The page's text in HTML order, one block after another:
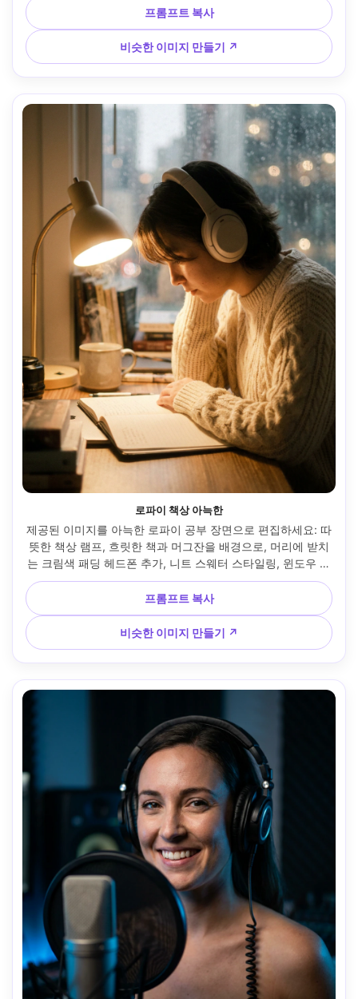
70mm로 촬영, 중앙 구도, 전문적인 기업 초상화 스타일, 자연
스러운 모공, 고해상도, 실제적인 색상 --ar 4:5
프롬프트 복사
비슷한 이미지 만들기 ↗
로파이 책상 아늑한
제공된 이미지를 아늑한 로파이 공부 장면으로 편집하세요: 따
뜻한 책상 램프, 흐릿한 책과 머그잔을 배경으로, 머리에 받치
는 크림색 패딩 헤드폰 추가, 니트 스웨터 스타일링, 윈도우 레
인 보케, 따뜻한 필름 색상 등급, Fujifilm X-T5 56mm f/1.2로
촬영, 허리 위로 프레임, 사실적, 부드러운 그레인, 차분한 집중
분위기, 부드러운 영화 조명 --ar 4:5
프롬프트 복사
비슷한 이미지 만들기 ↗